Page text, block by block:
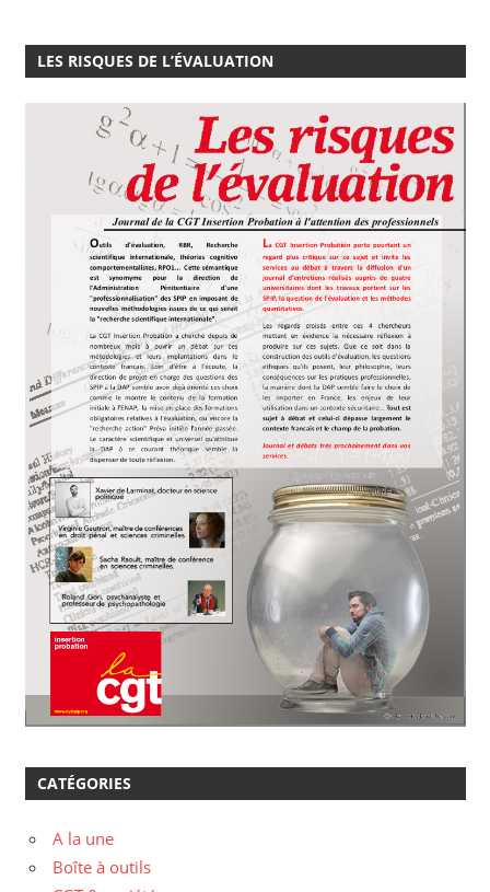
LES RISQUES DE L’ÉVALUATION
CATÉGORIES
A la une
Boîte à outils